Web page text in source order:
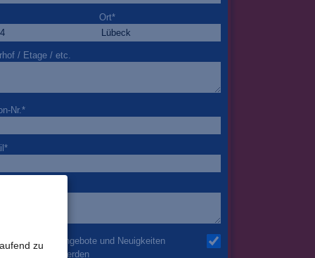
Ort*
/ Etage / etc.
Nr. *
*
möchte über Angebote und Neuigkeiten
informiert werden
zu